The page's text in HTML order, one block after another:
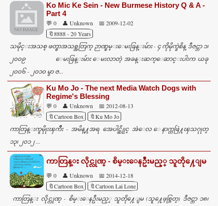
Ko Mic Ke Sein - New Burmese History Q & A -
Part 4
💬 0 👤 Unknown
📅 2009-12-02
🔖8888 - 20 Years
သမိုင္းအသစ္ ဖတ္စာအသစ္အတြက္ ဉာဏ္စမ္းေမးခြန္းမ်ား - ၄ ကိုမိုက္ခဲစိန္ ဒီဇင္ဘာ ၁၊
၂၀၀၉ ေမးခြန္းမ်ား ေမးလာတဲ့ အခန္းဆက္ေဆာင္းပါးက ယခု
၂၀၀၆ - ၂၀၁၀ မွာ ဇ...
Ku Mo Jo - The next Media Watch Dogs with
Regime's Blessing
💬 0 👤 Unknown
📅 2012-08-13
🔖Cartoon Box
🔖Ku Mo Jo
ကာတြန္းကူမိုုးၾကိဳး - အမိန္႔အရ အေပါင္ဆိုုင္ အဲေလ ေနာက္တဖြဲ႔ၾသဂုုတ္
၁၃၊ ၂၀၁၂ ...
ကာတြန္း လိုင္လုဏ္ - စိမ္းေနဦးမည့္ သူတို႔ေျမ
💬 0 👤 Unknown
📅 2014-12-18
🔖Cartoon Box
🔖Cartoon Lai Lone
ကာတြန္း လိုင္လုဏ္ - စိမ္းေနဦးမည့္ သူတို႔ေျမ (သူ႔ေဖ့စ္ဘြတ္) ဒီဇင္ဘာ ၁၈၊